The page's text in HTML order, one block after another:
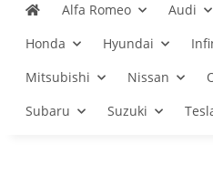
Alfa Romeo Audi
Honda
Hyundai
Mitsubishi
Nissan
Subaru
Suzuki